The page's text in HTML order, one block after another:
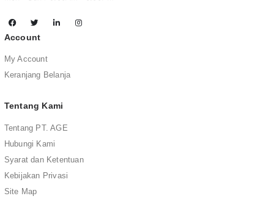
Account
My Account
Keranjang Belanja
Tentang Kami
Tentang PT. AGE
Hubungi Kami
Syarat dan Ketentuan
Kebijakan Privasi
Site Map